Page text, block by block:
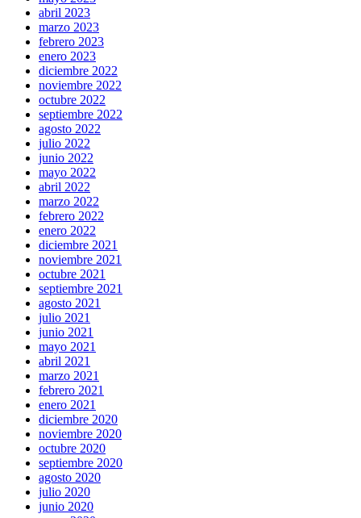
abril 2023
marzo 2023
febrero 2023
enero 2023
diciembre 2022
noviembre 2022
octubre 2022
septiembre 2022
agosto 2022
julio 2022
junio 2022
mayo 2022
abril 2022
marzo 2022
febrero 2022
enero 2022
diciembre 2021
noviembre 2021
octubre 2021
septiembre 2021
agosto 2021
julio 2021
junio 2021
mayo 2021
abril 2021
marzo 2021
febrero 2021
enero 2021
diciembre 2020
noviembre 2020
octubre 2020
septiembre 2020
agosto 2020
julio 2020
junio 2020